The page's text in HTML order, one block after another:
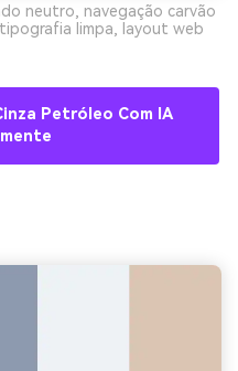
neutro, navegação carvão
limpa, layout web
Petróleo Com IA